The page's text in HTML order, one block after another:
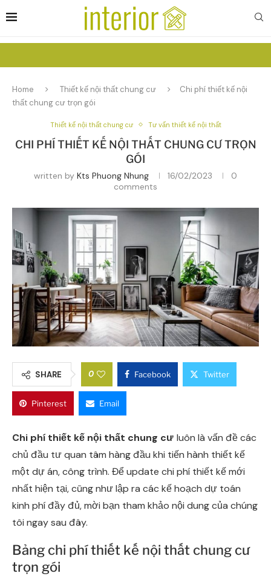
Home Thiết kế nội thất chung cư
Chi phí thiết kế nội
thất chung cư trọn gói
Thiết kế nội thất chung cư Tư vấn thiết kế nội thất
CHI PHÍ THIẾT KẾ NỘI THẤT CHUNG CƯ TRỌN
GÓI
written by Kts Phuong Nhung 16/02/2023
0
comments
SHARE 0 Facebook Twitter
Pinterest Email
Chi phí thiết kế nội thất chung cư luôn là vấn đề các
chủ đầu tư quan tâm hàng đầu khi tiến hành thiết kế
một dự án, công trình. Để update chi phí thiết kế mới
nhất hiện tại, cũng như lập ra các kế hoạch dự toán
kinh phí đầy đủ, mời bạn tham khảo nội dung của chúng
tôi ngay sau đây.
Bảng chi phí thiết kế nội thất chung cư
trọn gói